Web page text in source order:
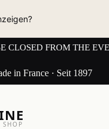
CLOSED FROM THE
in France · Seit 1897
SHOP